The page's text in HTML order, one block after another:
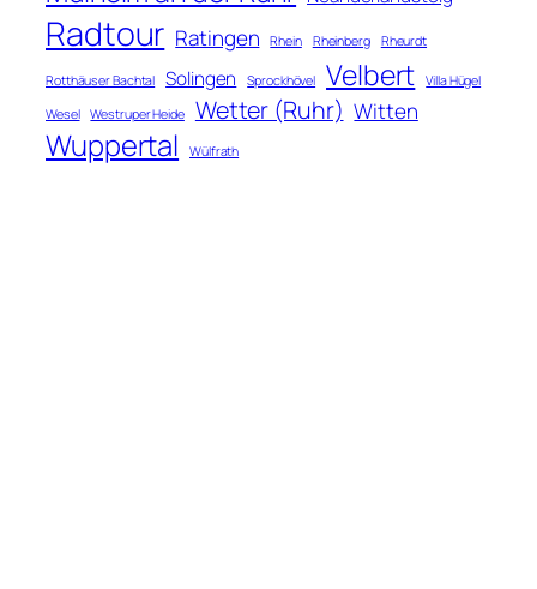
Radtour Ratingen Rhein Rheinberg Rheurdt
Rotthäuser Bachtal Solingen Sprockhövel Velbert
Villa Hügel
Wesel
Westruper Heide Wetter (Ruhr) Witten
Wuppertal Wülfrath